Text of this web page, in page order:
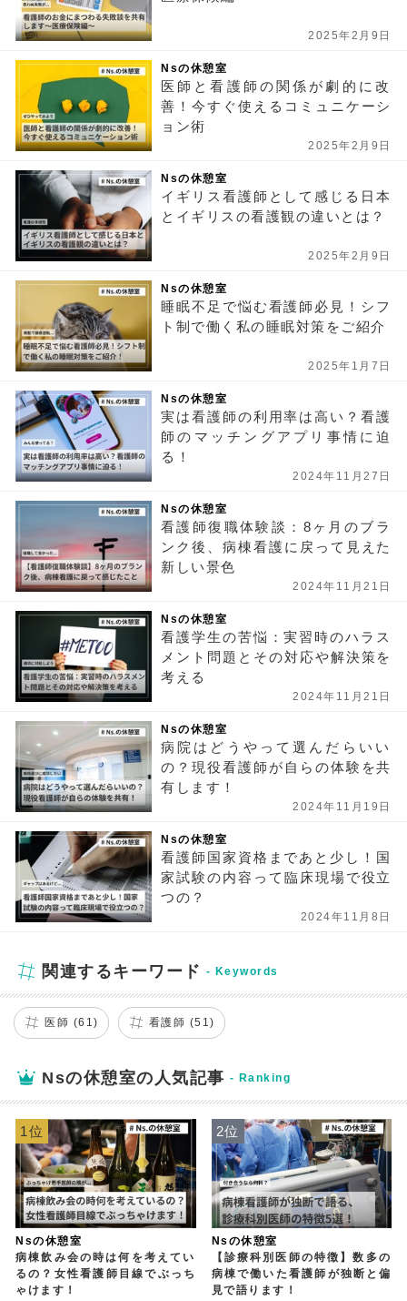
2025年2月9日
Nsの休憩室
医師と看護師の関係が劇的に改
善！今すぐ使えるコミュニケーシ
ョン術
2025年2月9日
Nsの休憩室
イギリス看護師として感じる日本
とイギリスの看護観の違いとは？
2025年2月9日
Nsの休憩室
睡眠不足で悩む看護師必見！シフ
ト制で働く私の睡眠対策をご紹介
2025年1月7日
Nsの休憩室
実は看護師の利用率は高い？看護
師のマッチングアプリ事情に迫
る！
2024年11月27日
Nsの休憩室
看護師復職体験談：8ヶ月のブラ
ンク後、病棟看護に戻って見えた
新しい景色
2024年11月21日
Nsの休憩室
看護学生の苦悩：実習時のハラス
メント問題とその対応や解決策を
考える
2024年11月21日
Nsの休憩室
病院はどうやって選んだらいい
の？現役看護師が自らの体験を共
有します！
2024年11月19日
Nsの休憩室
看護師国家資格まであと少し！国
家試験の内容って臨床現場で役立
つの？
2024年11月8日
関連するキーワード
医師 (61) 看護師 (51)
Nsの休憩室の人気記事
Nsの休憩室
病棟飲み会の時は何を考えてい
るの？女性看護師目線でぶっち
ゃけます！
1位
Nsの休憩室
【診療科別医師の特徴】数多の
病棟で働いた看護師が独断と偏
見で語ります！
2位